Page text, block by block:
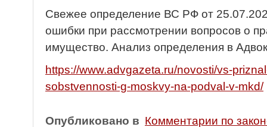
Свежее определение ВС РФ от
ошибки при рассмотрении вопросов о
имущество. Анализ определения в
https://www.advgazeta.ru/novosti/vs-
sobstvennosti-g-moskvy-na-podval-v-mkd/
Опубликовано в Комментарии по